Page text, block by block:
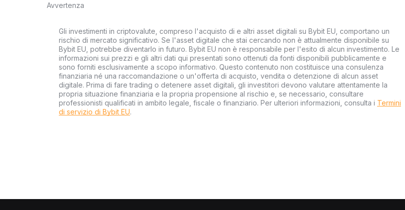
Avvertenza
Gli investimenti in criptovalute, compreso l'acquisto di e altri asset digitali su Bybit EU, comportano un
rischio di mercato significativo. Se l'asset digitale che stai cercando non è attualmente disponibile su
Bybit EU, potrebbe diventarlo in futuro. Bybit EU non è responsabile per l'esito di alcun investimento. Le
informazioni sui prezzi e gli altri dati qui presentati sono ottenuti da fonti disponibili pubblicamente e
sono forniti esclusivamente a scopo informativo. Questo contenuto non costituisce una consulenza
finanziaria né una raccomandazione o un'offerta di acquisto, vendita o detenzione di alcun asset
digitale. Prima di fare trading o detenere asset digitali, gli investitori devono valutare attentamente la
propria situazione finanziaria e la propria propensione al rischio e, se necessario, consultare
professionisti qualificati in ambito legale, fiscale o finanziario. Per ulteriori informazioni, consulta i Termini
di servizio di Bybit EU.